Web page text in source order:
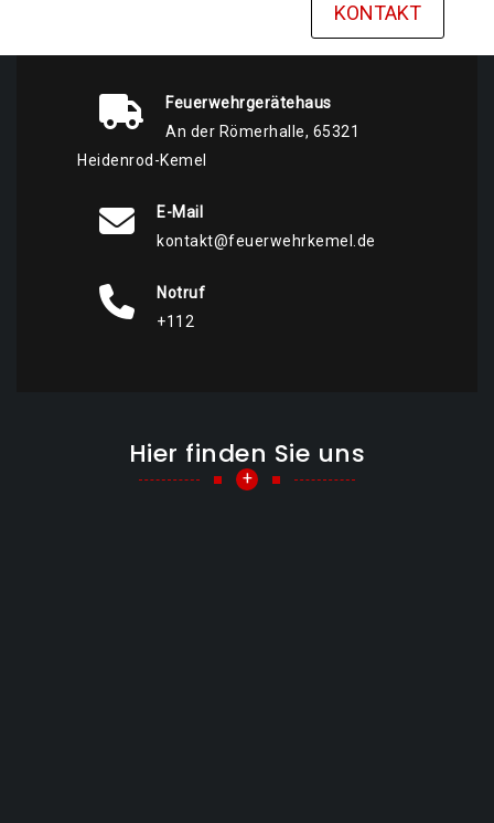
KONTAKT
Feuerwehrgerätehaus
An der Römerhalle, 65321
Heidenrod-Kemel
E-Mail
kontakt@feuerwehrkemel.de
Notruf
+112
Hier finden Sie uns
+